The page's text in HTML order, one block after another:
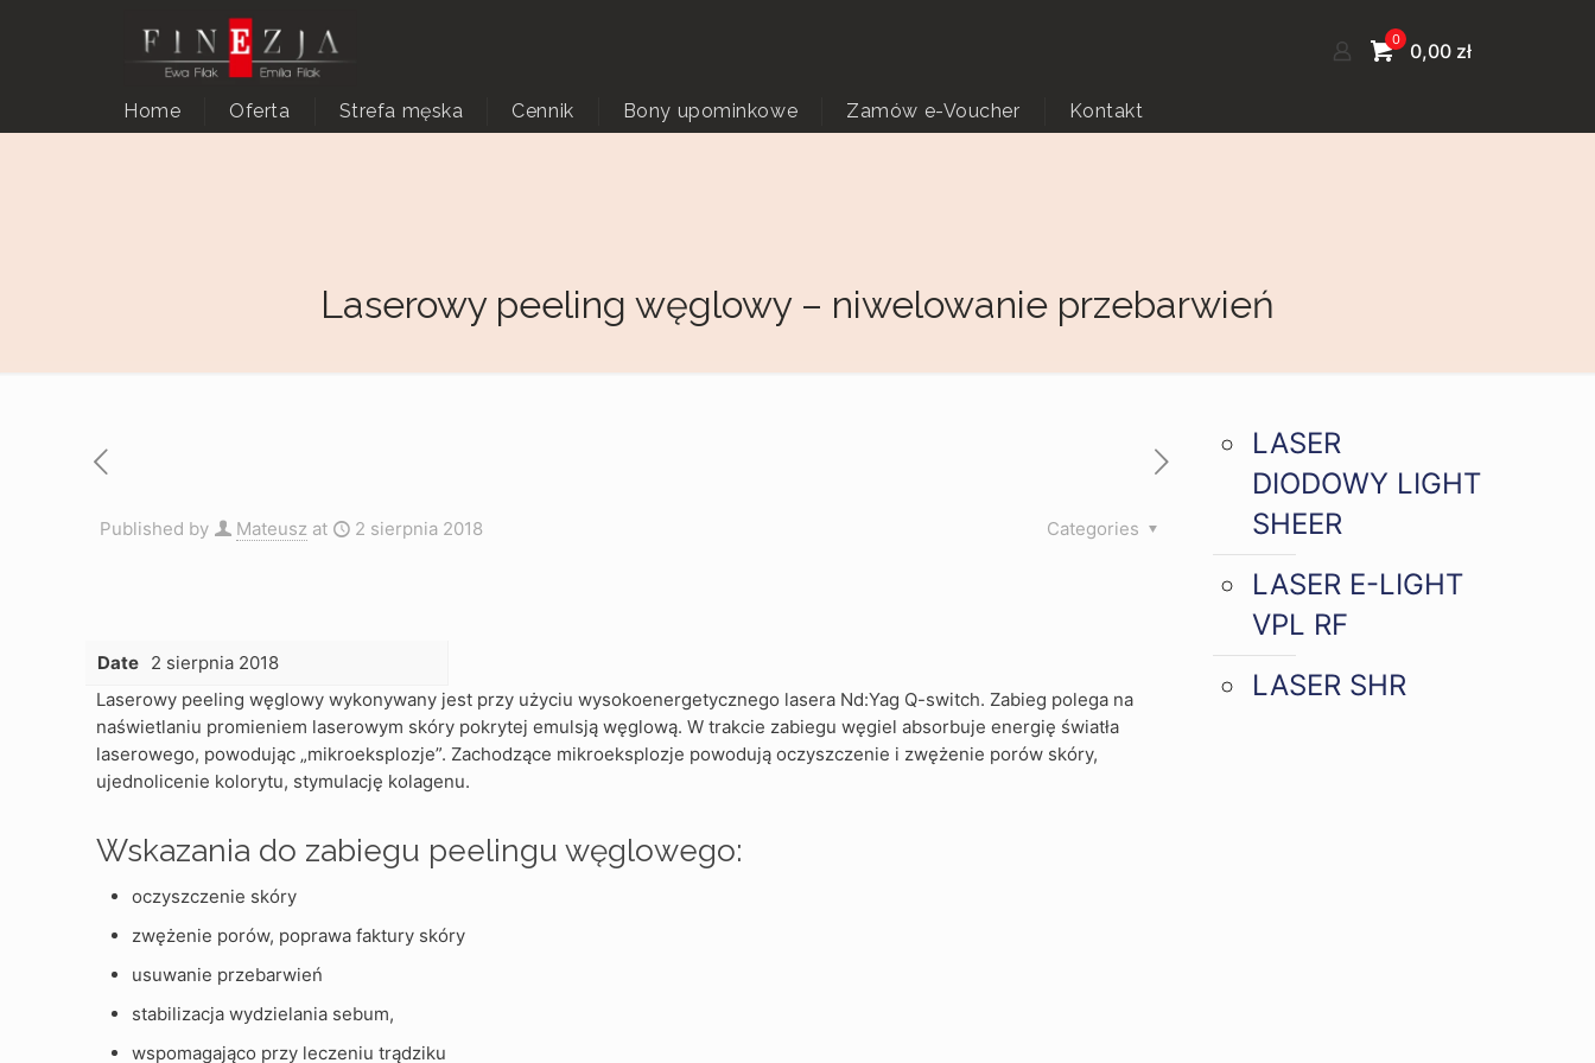
0 0,00 zł
Home Oferta Strefa męska Cennik Bony upominkowe Zamów e-Voucher Kontakt
laserowy peeling węglowy – niwelowanie przebarwień
Published by Mateusz at 2 sierpnia 2018 Categories
Date 2 sierpnia 2018
Laserowy peeling węglowy wykonywany jest przy użyciu wysokoenergetycznego lasera Nd:Yag Q-switch. Zabieg polega na
naświetlaniu promieniem laserowym skóry pokrytej emulsją węglową. W trakcie zabiegu węgiel absorbuje energię światła
laserowego, powodując „mikroeksplozje”. Zachodzące mikroeksplozje powodują oczyszczenie i zwężenie porów skóry,
ujednolicenie kolorytu, stymulację kolagenu.
Wskazania do zabiegu peelingu węglowego:
oczyszczenie skóry
zwężenie porów, poprawa faktury skóry
usuwanie przebarwień
stabilizacja wydzielania sebum,
wspomagająco przy leczeniu trądziku
LASER
DIODOWY LIGHT
SHEER
LASER E-LIGHT
VPL RF
LASER SHR